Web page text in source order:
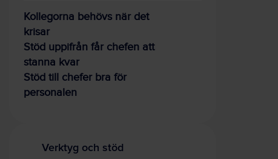
Kollegorna behövs när det
krisar
Stöd uppifrån får chefen att
stanna kvar
Stöd till chefer bra för
personalen
Verktyg och stöd